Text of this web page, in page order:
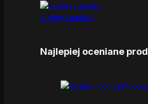
Audyty i analizy
Najlepiej oceniane